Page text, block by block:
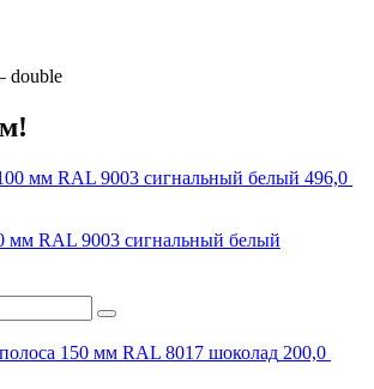
double
496,0
мм RAL 9003 сигнальный белый
200,0